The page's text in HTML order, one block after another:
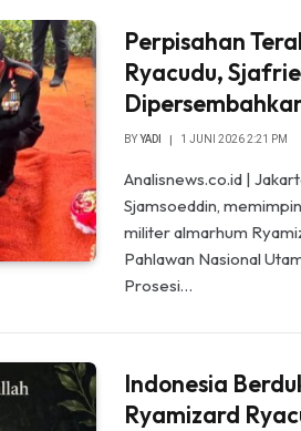
Perpisahan
Ryacudu,
BYYADI 1 JUNI 2026 2:21 PM
Analisnews.co.id |
Sjamsoeddin,
militer almarhum
Pahlawan Nasional
Prosesi…
Indonesia
Ryamizard